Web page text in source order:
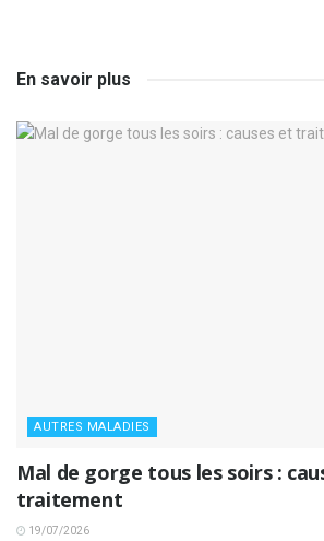
En savoir plus
AUTRES MALADIES
Mal de gorge tous les soirs :
traitement
19/07/2026